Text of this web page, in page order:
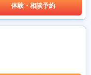
体験・相談予約